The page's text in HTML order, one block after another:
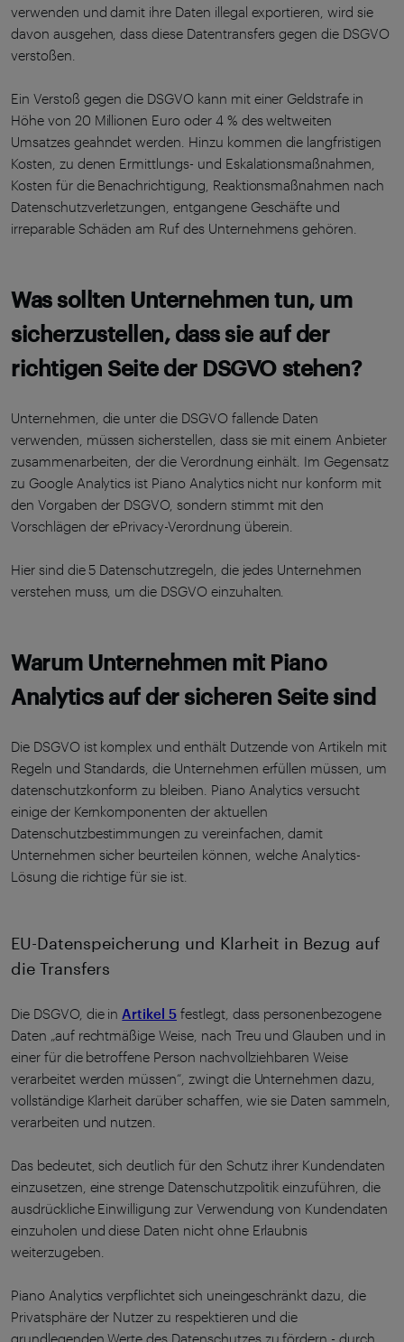
verwenden und damit ihre Daten illegal exportieren, wird sie
davon ausgehen, dass diese Datentransfers gegen die DSGVO
verstoßen.
Ein Verstoß gegen die DSGVO kann mit einer Geldstrafe in
Höhe von 20 Millionen Euro oder 4 % des weltweiten
Umsatzes geahndet werden. Hinzu kommen die langfristigen
Kosten, zu denen Ermittlungs- und Eskalationsmaßnahmen,
Kosten für die Benachrichtigung, Reaktionsmaßnahmen nach
Datenschutzverletzungen, entgangene Geschäfte und
irreparable Schäden am Ruf des Unternehmens gehören.
Was sollten Unternehmen tun, um
sicherzustellen, dass sie auf der
richtigen Seite der DSGVO stehen?
Unternehmen, die unter die DSGVO fallende Daten
verwenden, müssen sicherstellen, dass sie mit einem Anbieter
zusammenarbeiten, der die Verordnung einhält. Im Gegensatz
zu Google Analytics ist Piano Analytics nicht nur konform mit
den Vorgaben der DSGVO, sondern stimmt mit den
Vorschlägen der ePrivacy-Verordnung überein.
Hier sind die 5 Datenschutzregeln, die jedes Unternehmen
verstehen muss, um die DSGVO einzuhalten.
Warum Unternehmen mit Piano
Analytics auf der sicheren Seite sind
Die DSGVO ist komplex und enthält Dutzende von Artikeln mit
Regeln und Standards, die Unternehmen erfüllen müssen, um
datenschutzkonform zu bleiben. Piano Analytics versucht
einige der Kernkomponenten der aktuellen
Datenschutzbestimmungen zu vereinfachen, damit
Unternehmen sicher beurteilen können, welche Analytics-
Lösung die richtige für sie ist.
EU-Datenspeicherung und Klarheit in Bezug auf
die Transfers
Die DSGVO, die in Artikel 5 festlegt, dass personenbezogene
Daten „auf rechtmäßige Weise, nach Treu und Glauben und in
einer für die betroffene Person nachvollziehbaren Weise
verarbeitet werden müssen“, zwingt die Unternehmen dazu,
vollständige Klarheit darüber schaffen, wie sie Daten sammeln,
verarbeiten und nutzen.
Das bedeutet, sich deutlich für den Schutz ihrer Kundendaten
einzusetzen, eine strenge Datenschutzpolitik einzuführen, die
ausdrückliche Einwilligung zur Verwendung von Kundendaten
einzuholen und diese Daten nicht ohne Erlaubnis
weiterzugeben.
Piano Analytics verpflichtet sich uneingeschränkt dazu, die
Privatsphäre der Nutzer zu respektieren und die